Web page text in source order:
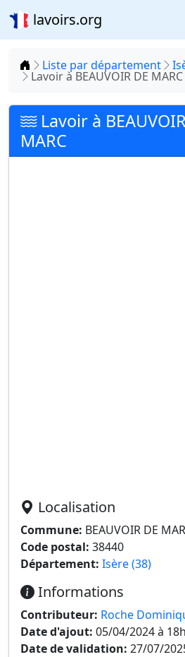
lavoirs.org
Accueil
Liste par département
Lavoir à BEAUVOIR DE MARC
Lavoir à
MARC
Localisation
Commune: BEAUVOIR DE
Code postal: 38440
Département: Isère (38)
Informations
Contributeur: Roche
Date d'ajout: 05/04/2024 à
Date de validation: 27/07/